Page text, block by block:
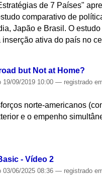
de 7 Países"
comparativo de
Japão e Brasil. O
ativa do país no
but Not at Home?
19/09/2019 10:00— registrado
norte-americanos
e o empenho
- Vídeo 2
03/06/2025 08:36— registrado